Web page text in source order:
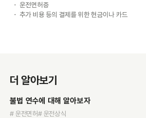
운전면허증
추가 비용 등의 결제를 위한 현금이나 카드
더 알아보기
불법 연수에 대해 알아보자
# 운전면허# 운전상식